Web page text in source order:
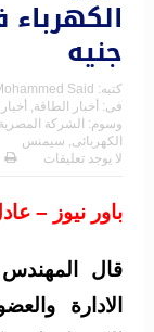
جنيه
كتبه: Said
فى: أخبار الطاقة,
وسوم: الشركة
الكهربائى, سيمنس
لا يوجد تعليقات
باور نيوز –
قال
الادارة